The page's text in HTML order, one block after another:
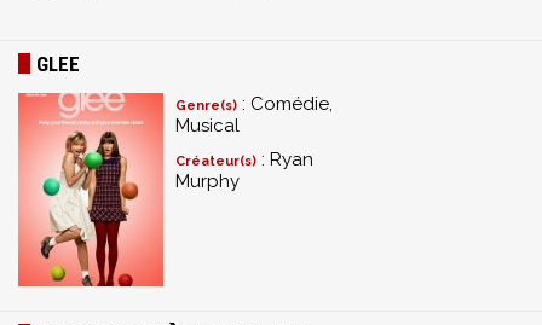
GLEE
Genre(s) : Comédie,
Musical
Créateur(s) : Ryan
Murphy